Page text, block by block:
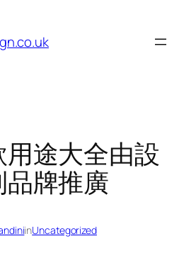
途大全由設
牌推廣
inUncategorized